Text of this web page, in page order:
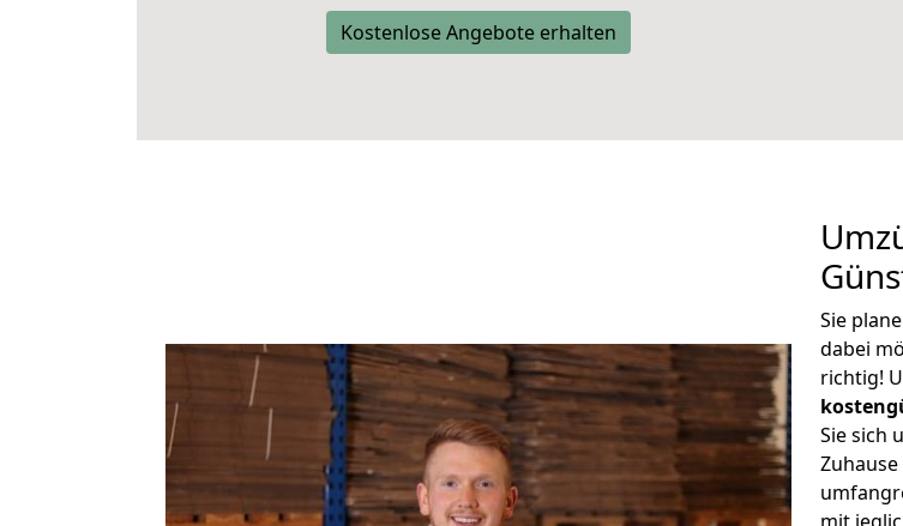
Kostenlose Angebote erhalten
Sie
dabei
richtig!
Sie sich